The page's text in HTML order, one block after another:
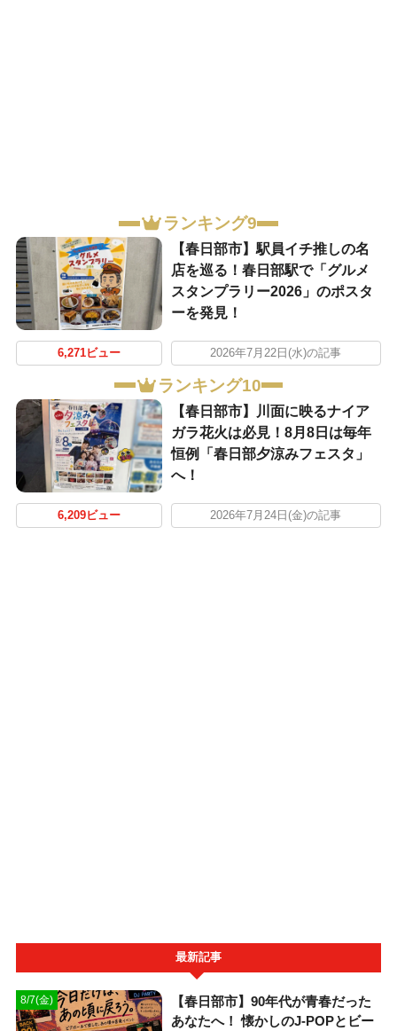
ランキング9
【春日部市】駅員イチ推しの名
店を巡る！春日部駅で「グルメ
スタンプラリー2026」のポスタ
ーを発見！
6,271ビュー 2026年7月22日(水)の記事
ランキング10
【春日部市】川面に映るナイア
ガラ花火は必見！8月8日は毎年
恒例「春日部夕涼みフェスタ」
へ！
6,209ビュー 2026年7月24日(金)の記事
最新記事
8/7(金)
【春日部市】90年代が青春だった
あなたへ！ 懐かしのJ-POPとビー